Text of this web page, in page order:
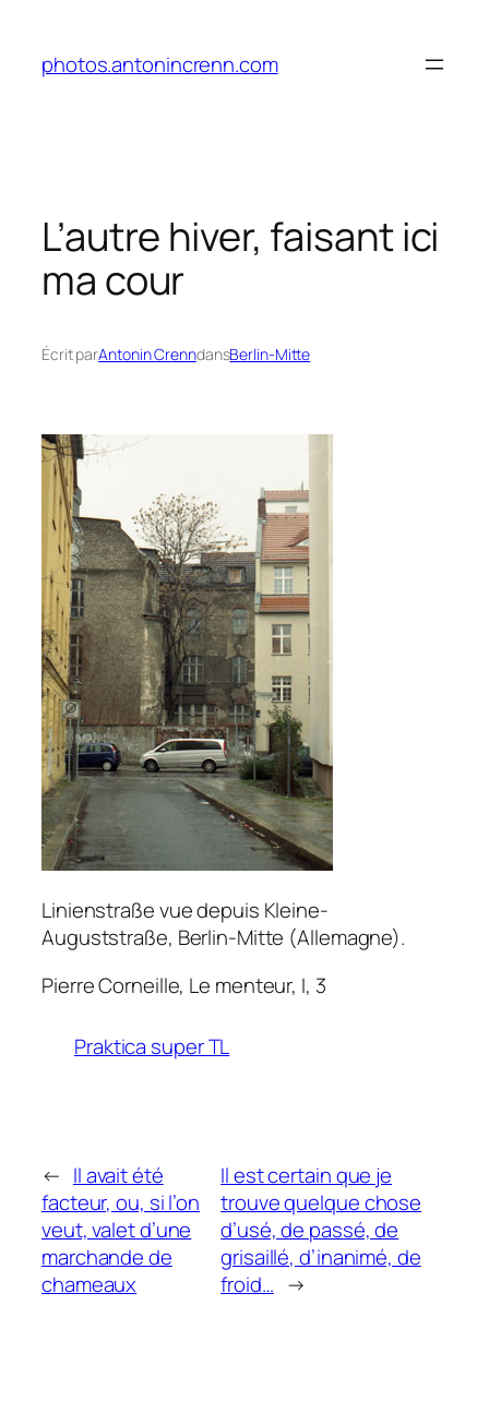
contenu
photos.antonincrenn.com
L’autre hiver, faisant ici
ma cour
Écrit parAntonin CrenndansBerlin-Mitte
Linienstraße vue depuis Kleine-
Auguststraße, Berlin-Mitte (Allemagne).
Pierre Corneille, Le menteur, I, 3
Praktica super TL
← Il avait été
facteur, ou, si l’on
veut, valet d’une
marchande de
chameaux
Il est certain que je
trouve quelque chose
d’usé, de passé, de
grisaillé, d’inanimé, de
froid… →